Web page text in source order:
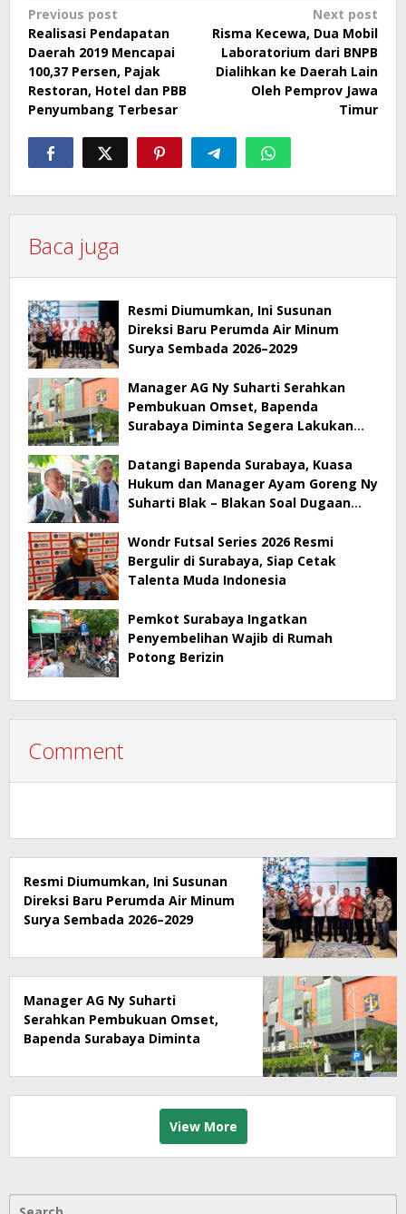
Post
navigation
Previous post
Realisasi Pendapatan
Daerah 2019 Mencapai
100,37 Persen, Pajak
Restoran, Hotel dan PBB
Penyumbang Terbesar
Next post
Risma Kecewa, Dua Mobil
Laboratorium dari BNPB
Dialihkan ke Daerah Lain
Oleh Pemprov Jawa
Timur
Baca juga
Resmi Diumumkan, Ini Susunan
Direksi Baru Perumda Air Minum
Surya Sembada 2026–2029
Manager AG Ny Suharti Serahkan
Pembukuan Omset, Bapenda
Surabaya Diminta Segera Lakukan
Datangi Bapenda Surabaya, Kuasa
Hukum dan Manager Ayam Goreng Ny
Suharti Blak – Blakan Soal Dugaan
Wondr Futsal Series 2026 Resmi
Bergulir di Surabaya, Siap Cetak
Talenta Muda Indonesia
Pemkot Surabaya Ingatkan
Penyembelihan Wajib di Rumah
Potong Berizin
Comment
Resmi Diumumkan, Ini Susunan
Direksi Baru Perumda Air Minum
Surya Sembada 2026–2029
Manager AG Ny Suharti
Serahkan Pembukuan Omset,
Bapenda Surabaya Diminta
View More
Search